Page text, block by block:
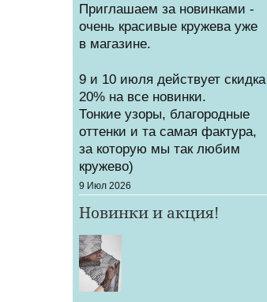
Приглашаем за новинками -
очень красивые кружева уже
в магазине.
9 и 10 июля действует скидка
20% на все новинки.
Тонкие узоры, благородные
оттенки и та самая фактура,
за которую мы так любим
кружево)
Создано
9 Июл 2026
Новинки и акция!